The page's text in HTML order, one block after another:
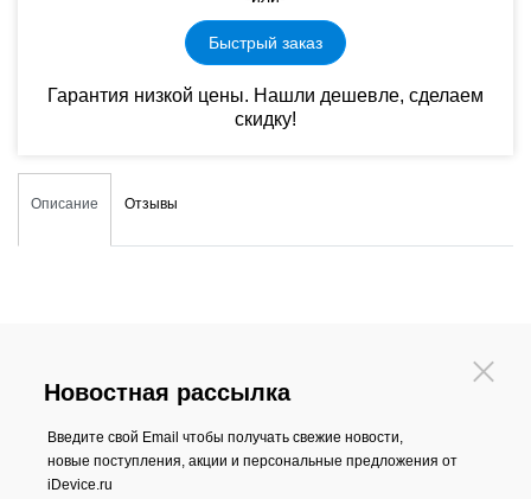
Быстрый заказ
Гарантия низкой цены. Нашли дешевле, сделаем
скидку!
Описание Отзывы
Новостная рассылка
Введите свой Email чтобы получать свежие новости,
новые поступления, акции и персональные предложения от
iDevice.ru